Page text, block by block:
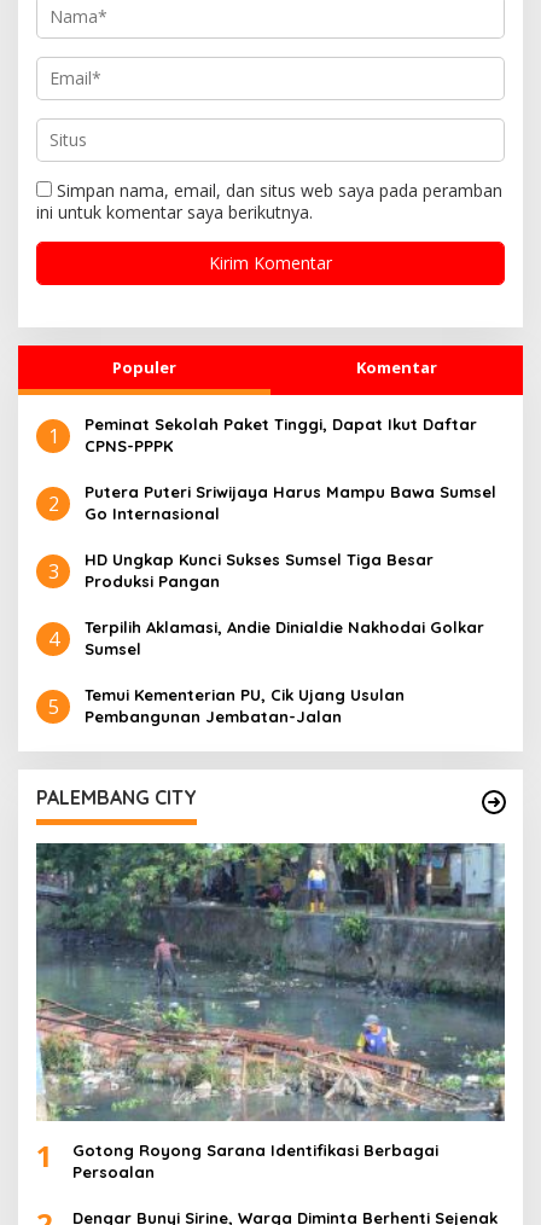
Simpan nama, email, dan situs web saya pada peramban
ini untuk komentar saya berikutnya.
Populer Komentar
1
Peminat Sekolah Paket Tinggi, Dapat Ikut Daftar
CPNS-PPPK
2
Putera Puteri Sriwijaya Harus Mampu Bawa Sumsel
Go Internasional
3
HD Ungkap Kunci Sukses Sumsel Tiga Besar
Produksi Pangan
4
Terpilih Aklamasi, Andie Dinialdie Nakhodai Golkar
Sumsel
5
Temui Kementerian PU, Cik Ujang Usulan
Pembangunan Jembatan-Jalan
PALEMBANG CITY
1
Gotong Royong Sarana Identifikasi Berbagai
Persoalan
Dengar Bunyi Sirine, Warga Diminta Berhenti Sejenak